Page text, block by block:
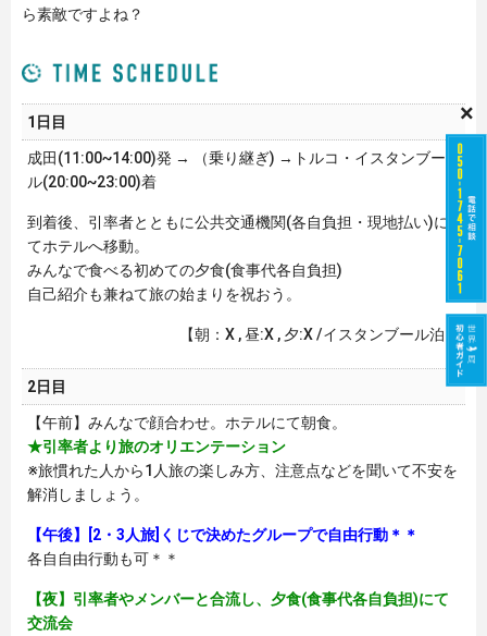
ら素敵ですよね？
1日目
成田(11:00~14:00)発 → （乗り継ぎ) →トルコ・イスタンブー
ル(20:00~23:00)着
到着後、引率者とともに公共交通機関(各自負担・現地払い)に
てホテルへ移動。
みんなで食べる初めての夕食(食事代各自負担)
自己紹介も兼ねて旅の始まりを祝おう。
【朝：X , 昼:X , 夕:X /イスタンブール泊】
2日目
【午前】みんなで顔合わせ。ホテルにて朝食。
★引率者より旅のオリエンテーション
※旅慣れた人から1人旅の楽しみ方、注意点などを聞いて不安を
解消しましょう。
【午後】[2・3人旅]くじで決めたグループで自由行動＊＊
各自自由行動も可＊＊
【夜】引率者やメンバーと合流し、夕食(食事代各自負担)にて
交流会
×